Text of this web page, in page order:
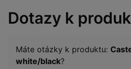
Dotazy k
Máte otázky k produktu:
white/black?